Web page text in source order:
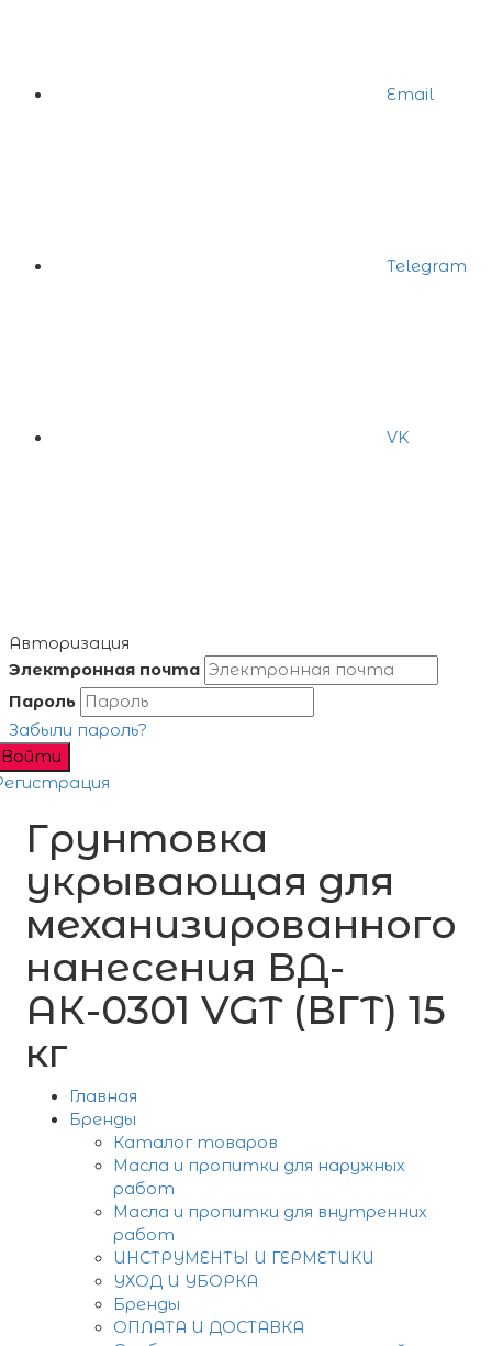
Email
Telegram
VK
Авторизация
Электронная почта
Пароль
Забыли пароль?
Войти
Грунтовка
укрывающая для
механизированного
нанесения ВД-
АК-0301 VGT (ВГТ) 15
кг
Главная
Бренды
Каталог товаров
Масла и пропитки для наружных
работ
Масла и пропитки для внутренних
работ
ИНСТРУМЕНТЫ И ГЕРМЕТИКИ
УХОД И УБОРКА
Бренды
ОПЛАТА И ДОСТАВКА